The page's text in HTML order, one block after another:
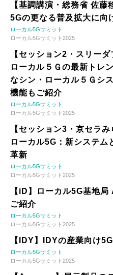
【基調講演・総務省 佐
5Gの更なる普及拡大に向
ローカル5Gサミット
ローカル5Gサミット2025
【セッション2・スリー
ローカル５Ｇの最新トレ
なシン・ローカル５Ｇシ
機能もご紹介
ローカル5Gサミット
ローカル5Gサミット2025
【セッション3・京セラ
ローカル5G：新システム
革新
ローカル5Gサミット
ローカル5Gサミット2025
【iD】ローカル5G基地
ご紹介
ローカル5Gサミット
ローカル5Gサミット2025
【IDY】IDYの産業向け
ローカル5Gサミット
ローカル5Gサミット2025